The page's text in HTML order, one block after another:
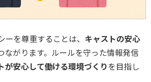
ーを尊重することは、 キャストの安心
ながります。ルールを守った情報発信
が安心して働ける環境づくりを目指し